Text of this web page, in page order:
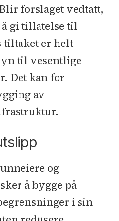
forslaget vedtatt,
gi tillatelse til
er helt
til vesentlige
Det kan for
av
og
å bygge på
i sin